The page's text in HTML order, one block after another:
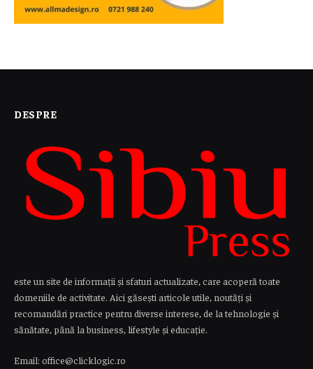
DESPRE
este un site de informații și sfaturi actualizate, care acoperă toate
domeniile de activitate. Aici găsești articole utile, noutăți și
recomandări practice pentru diverse interese, de la tehnologie și
sănătate, până la business, lifestyle și educație.
Email: office@clicklogic.ro